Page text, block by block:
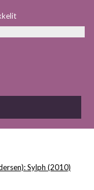
Sylph (2010)